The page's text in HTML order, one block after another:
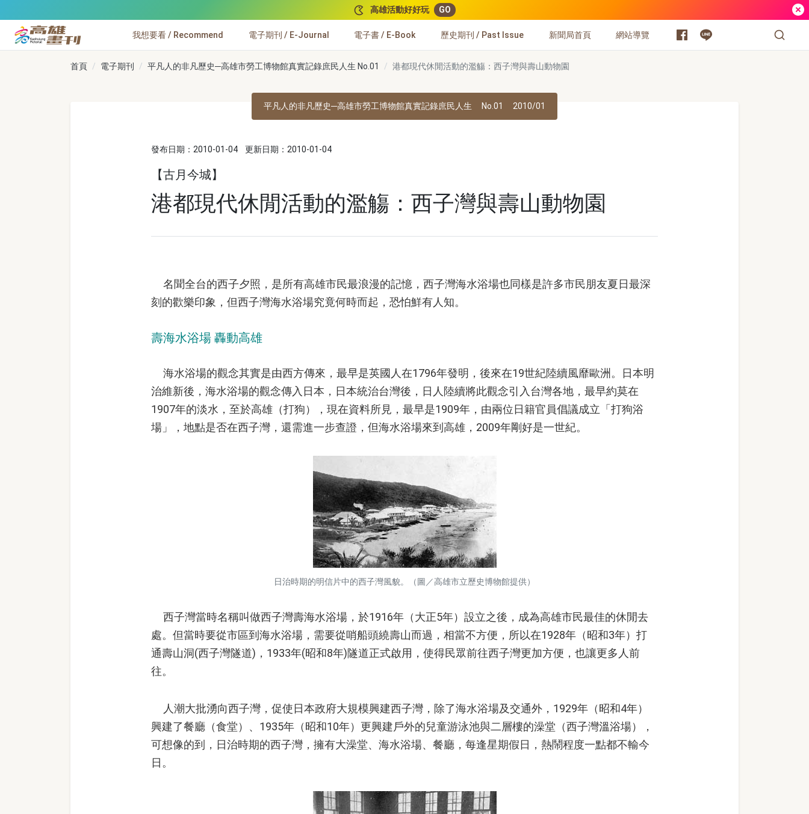
高雄活動好好玩 GO
高雄畫刊
我想要看 / Recommend 電子期刊 / E-Journal 電子書 / E-Book 歷史期刊 / Past Issue 新聞局首頁 網站導覽
首頁 電子期刊 平凡人的非凡歷史─高雄市勞工博物館真實記錄庶民人生 No.01 港都現代休閒活動的濫觴：西子灣與壽山動物園
平凡人的非凡歷史─高雄市勞工博物館真實記錄庶民人生 No.01 2010/01
發布日期：2010-01-04 更新日期：2010-01-04
【古月今城】
港都現代休閒活動的濫觴：西子灣與壽山動物園
名聞全台的西子夕照，是所有高雄市民最浪漫的記憶，西子灣海水浴場也同樣是許多市民朋友夏日最深
刻的歡樂印象，但西子灣海水浴場究竟何時而起，恐怕鮮有人知。
壽海水浴場 轟動高雄
海水浴場的觀念其實是由西方傳來，最早是英國人在1796年發明，後來在19世紀陸續風靡歐洲。日本明
治維新後，海水浴場的觀念傳入日本，日本統治台灣後，日人陸續將此觀念引入台灣各地，最早約莫在
1907年的淡水，至於高雄（打狗），現在資料所見，最早是1909年，由兩位日籍官員倡議成立「打狗浴
場」，地點是否在西子灣，還需進一步查證，但海水浴場來到高雄，2009年剛好是一世紀。
日治時期的明信片中的西子灣風貌。（圖／高雄市立歷史博物館提供）
西子灣當時名稱叫做西子灣壽海水浴場，於1916年（大正5年）設立之後，成為高雄市民最佳的休閒去
處。但當時要從市區到海水浴場，需要從哨船頭繞壽山而過，相當不方便，所以在1928年（昭和3年）打
通壽山洞(西子灣隧道)，1933年(昭和8年)隧道正式啟用，使得民眾前往西子灣更加方便，也讓更多人前
往。
人潮大批湧向西子灣，促使日本政府大規模興建西子灣，除了海水浴場及交通外，1929年（昭和4年）
興建了餐廳（食堂）、1935年（昭和10年）更興建戶外的兒童游泳池與二層樓的澡堂（西子灣溫浴場），
可想像的到，日治時期的西子灣，擁有大澡堂、海水浴場、餐廳，每逢星期假日，熱鬧程度一點都不輸今
日。